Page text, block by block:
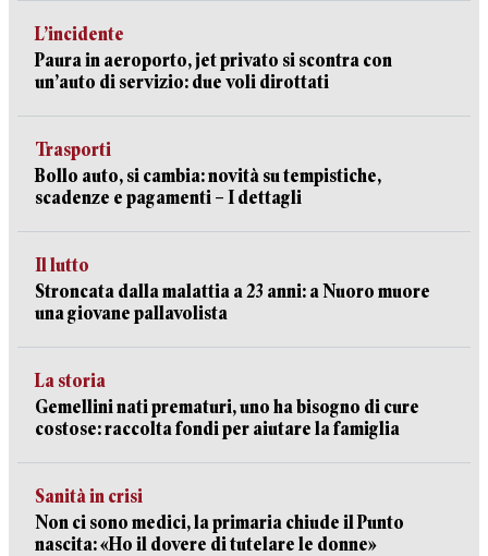
L’incidente
Paura in aeroporto, jet privato si scontra con
un’auto di servizio: due voli dirottati
Trasporti
Bollo auto, si cambia: novità su tempistiche,
scadenze e pagamenti – I dettagli
Il lutto
Stroncata dalla malattia a 23 anni: a Nuoro muore
una giovane pallavolista
La storia
Gemellini nati prematuri, uno ha bisogno di cure
costose: raccolta fondi per aiutare la famiglia
Sanità in crisi
Non ci sono medici, la primaria chiude il Punto
nascita: «Ho il dovere di tutelare le donne»